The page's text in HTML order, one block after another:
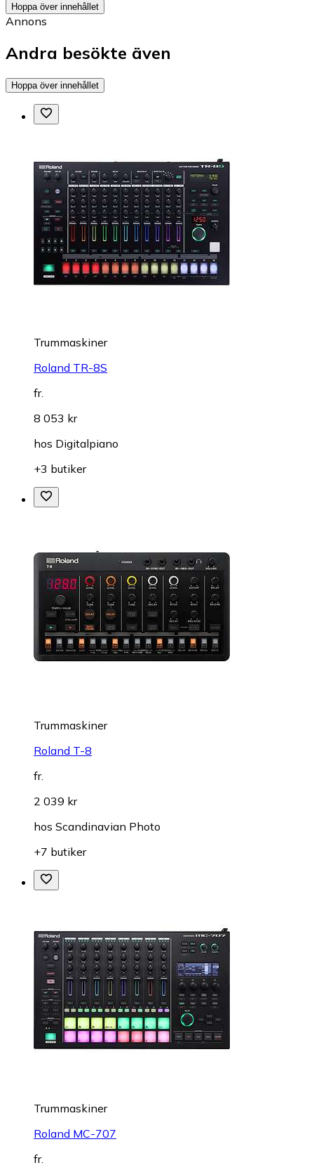
Hoppa över innehållet
Annons
Andra besökte även
Hoppa över innehållet
Trummaskiner
Roland TR-8S
fr.
8 053 kr
hos Digitalpiano
+3 butiker
Trummaskiner
Roland T-8
fr.
2 039 kr
hos Scandinavian Photo
+7 butiker
Trummaskiner
Roland MC-707
fr.